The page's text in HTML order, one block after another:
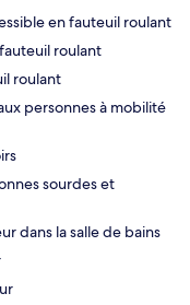
en fauteuil roulant
roulant
roulant
personnes à mobilité
sourdes et
dans la salle de bains